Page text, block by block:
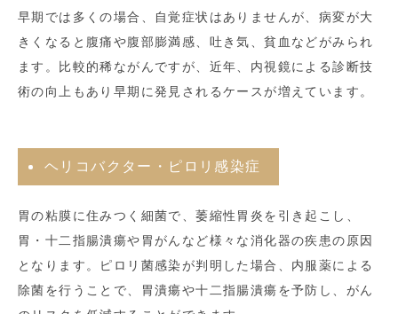
早期では多くの場合、自覚症状はありませんが、病変が大
きくなると腹痛や腹部膨満感、吐き気、貧血などがみられ
ます。比較的稀ながんですが、近年、内視鏡による診断技
術の向上もあり早期に発見されるケースが増えています。
ヘリコバクター・ピロリ感染症
胃の粘膜に住みつく細菌で、萎縮性胃炎を引き起こし、
胃・十二指腸潰瘍や胃がんなど様々な消化器の疾患の原因
となります。ピロリ菌感染が判明した場合、内服薬による
除菌を行うことで、胃潰瘍や十二指腸潰瘍を予防し、がん